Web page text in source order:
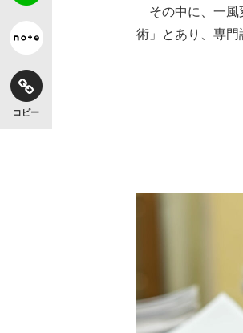
コピー
その中に、一風
術」とあり、専門